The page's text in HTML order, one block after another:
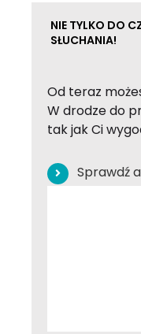
NIE TYLKO DO
SŁUCHANIA!
Od teraz
W drodze do
tak jak Ci
Sprawdź